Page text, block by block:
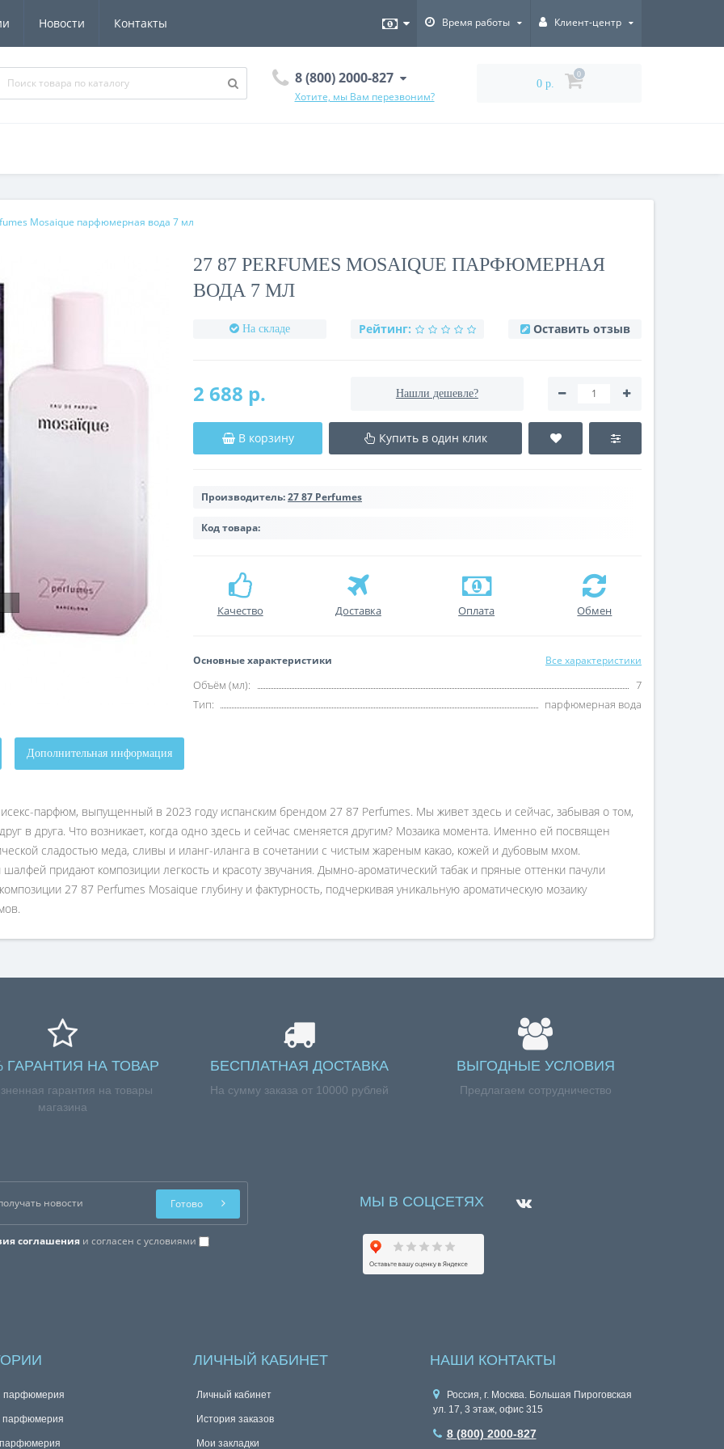
Новости Контакты Время работы Клиент-центр
8 (800) 2000-827
Хотите, мы Вам перезвоним?
0 р.
0
Mosaique парфюмерная вода 7 мл
27 87 PERFUMES MOSAIQUE ПАРФЮМЕРНАЯ
ВОДА 7 МЛ
На складе Рейтинг: Оставить отзыв
2 688 р. Нашли дешевле?
В корзину Купить в один клик
Производитель:27 87 Perfumes
Код товара:
Качество Доставка Оплата Обмен
Основные характеристики Все характеристики
Объём (мл):
7
Тип:
парфюмерная вода
Дополнительная информация
парфюм, выпущенный в 2023 году испанским брендом 27 87 Perfumes. Мы живет здесь и сейчас, забывая о том,
в друга. Что возникает, когда одно здесь и сейчас сменяется другим? Мозаика момента. Именно ей посвящен
сладостью меда, сливы и иланг-иланга в сочетании с чистым жареным какао, кожей и дубовым мхом.
придают композиции легкость и красоту звучания. Дымно-ароматический табак и пряные оттенки пачули
27 87 Perfumes Mosaique глубину и фактурность, подчеркивая уникальную ароматическую мозаику
ГАРАНТИЯ НА ТОВАР
гарантия на товары
магазина
БЕСПЛАТНАЯ ДОСТАВКА
На сумму заказа от 10000 рублей
ВЫГОДНЫЕ УСЛОВИЯ
Предлагаем сотрудничество
соглашения и согласен с условиями
Готово МЫ В СОЦСЕТЯХ
парфюмерия
парфюмерия
парфюмерия
ЛИЧНЫЙ КАБИНЕТ
Личный кабинет
История заказов
Мои закладки
НАШИ КОНТАКТЫ
Россия, г. Москва. Большая Пироговская
ул. 17, 3 этаж, офис 315
8 (800) 2000-827